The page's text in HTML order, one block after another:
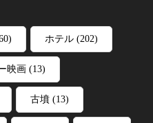
ホテル (202)
映画 (13)
古墳 (13)